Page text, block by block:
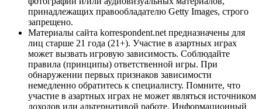
принадлежащих правообладателю Getty Images, строго
запрещено.
Материалы сайта korrespondent.net предназначены для
лиц старше 21 года (21+). Участие в азартных играх
может вызвать игровую зависимость. Соблюдайте
правила (принципы) ответственной игры. При
обнаружении первых признаков зависимости
немедленно обратитесь к специалисту. Помните, что
участие в азартных играх не может являться источником
доходов или альтернативой работе. Информационный